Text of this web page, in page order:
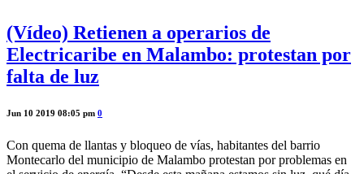
(Vídeo) Retienen a operarios de
Electricaribe en Malambo: protestan por
falta de luz
Jun 10 2019 08:05 pm 0
Con quema de llantas y bloqueo de vías, habitantes del barrio
Montecarlo del municipio de Malambo protestan por problemas en